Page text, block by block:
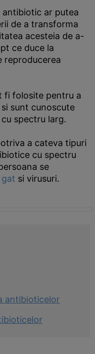
antibiotic ar putea
de a transforma
acesteia de a-
ce duce la
reproducerea
fi folosite pentru a
sunt cunoscute
spectru larg.
a cateva tipuri
cu spectru
se
si virusuri.
antibioticelor